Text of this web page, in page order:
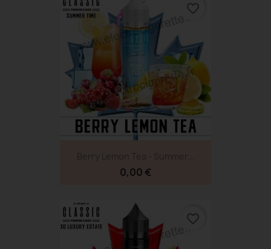
Berry Lemon Tea - Summer...
0,00 €
favorite_border
favorite_border